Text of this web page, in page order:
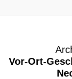
Vor-Ort-